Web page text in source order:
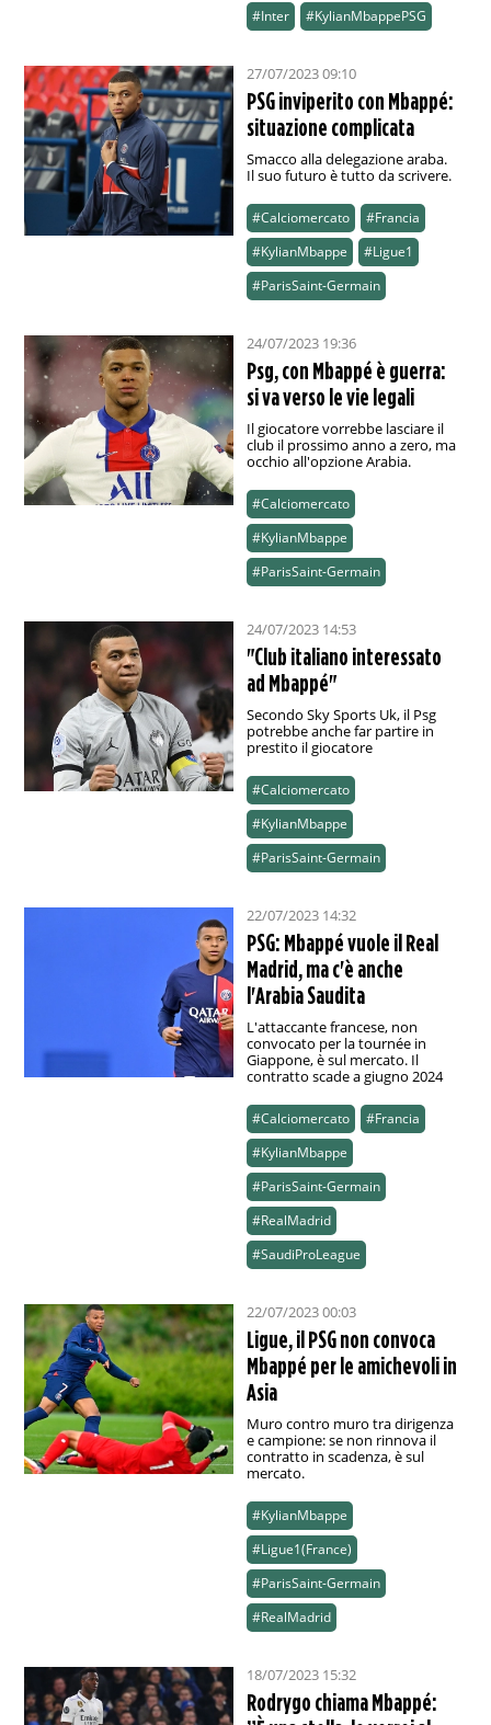
#Inter
#KylianMbappePSG
27/07/2023 09:10
PSG inviperito con Mbappé:
situazione complicata
Smacco alla delegazione araba.
Il suo futuro è tutto da scrivere.
#Calciomercato
#Francia
#KylianMbappe
#Ligue1
#ParisSaint-Germain
24/07/2023 19:36
Psg, con Mbappé è guerra:
si va verso le vie legali
Il giocatore vorrebbe lasciare il
club il prossimo anno a zero, ma
occhio all'opzione Arabia.
#Calciomercato
#KylianMbappe
#ParisSaint-Germain
24/07/2023 14:53
"Club italiano interessato
ad Mbappé"
Secondo Sky Sports Uk, il Psg
potrebbe anche far partire in
prestito il giocatore
#Calciomercato
#KylianMbappe
#ParisSaint-Germain
22/07/2023 14:32
PSG: Mbappé vuole il Real
Madrid, ma c'è anche
l'Arabia Saudita
L'attaccante francese, non
convocato per la tournée in
Giappone, è sul mercato. Il
contratto scade a giugno 2024
#Calciomercato
#Francia
#KylianMbappe
#ParisSaint-Germain
#RealMadrid
#SaudiProLeague
22/07/2023 00:03
Ligue, il PSG non convoca
Mbappé per le amichevoli in
Asia
Muro contro muro tra dirigenza
e campione: se non rinnova il
contratto in scadenza, è sul
mercato.
#KylianMbappe
#Ligue1(France)
#ParisSaint-Germain
#RealMadrid
18/07/2023 15:32
Rodrygo chiama Mbappé: